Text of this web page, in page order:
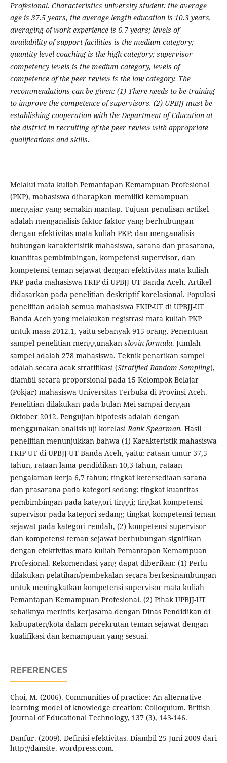
Profesional. Characteristics university student: the average
age is 37.5 years, the average length education is 10.3 years,
averaging of work experience is 6.7 years; levels of
availability of support facilities is the medium category;
quantity level coaching is the high category; supervisor
competency levels is the medium category, levels of
competence of the peer review is the low category. The
recommendations can be given: (1) There needs to be training
to improve the competence of supervisors. (2) UPBJJ must be
establishing cooperation with the Department of Education at
the district in recruiting of the peer review with appropriate
qualifications and skills.
Melalui mata kuliah Pemantapan Kemampuan Profesional
(PKP), mahasiswa diharapkan memiliki kemampuan
mengajar yang semakin mantap. Tujuan penulisan artikel
adalah menganalisis faktor-faktor yang berhubungan
dengan efektivitas mata kuliah PKP; dan menganalisis
hubungan karakterisitik mahasiswa, sarana dan prasarana,
kuantitas pembimbingan, kompetensi supervisor, dan
kompetensi teman sejawat dengan efektivitas mata kuliah
PKP pada mahasiswa FKIP di UPBJJ-UT Banda Aceh. Artikel
didasarkan pada penelitian deskriptif korelasional. Populasi
penelitian adalah semua mahasiswa FKIP-UT di UPBJJ-UT
Banda Aceh yang melakukan registrasi mata kuliah PKP
untuk masa 2012.1, yaitu sebanyak 915 orang. Penentuan
sampel penelitian menggunakan slovin formula. Jumlah
sampel adalah 278 mahasiswa. Teknik penarikan sampel
adalah secara acak stratifikasi (Stratified Random Sampling),
diambil secara proporsional pada 15 Kelompok Belajar
(Pokjar) mahasiswa Universitas Terbuka di Provinsi Aceh.
Penelitian dilakukan pada bulan Mei sampai dengan
Oktober 2012. Pengujian hipotesis adalah dengan
menggunakan analisis uji korelasiRank Spearman. Hasil
penelitian menunjukkan bahwa (1) Karakteristik mahasiswa
FKIP-UT di UPBJJ-UT Banda Aceh, yaitu: rataan umur 37,5
tahun, rataan lama pendidikan 10,3 tahun, rataan
pengalaman kerja 6,7 tahun; tingkat ketersediaan sarana
dan prasarana pada kategori sedang; tingkat kuantitas
pembimbingan pada kategori tinggi; tingkat kompetensi
supervisor pada kategori sedang; tingkat kompetensi teman
sejawat pada kategori rendah, (2) kompetensi supervisor
dan kompetensi teman sejawat berhubungan signifikan
dengan efektivitas mata kuliah Pemantapan Kemampuan
Profesional. Rekomendasi yang dapat diberikan: (1) Perlu
dilakukan pelatihan/pembekalan secara berkesinambungan
untuk meningkatkan kompetensi supervisor mata kuliah
Pemantapan Kemampuan Profesional. (2) Pihak UPBJJ-UT
sebaiknya merintis kerjasama dengan Dinas Pendidikan di
kabupaten/kota dalam perekrutan teman sejawat dengan
kualifikasi dan kemampuan yang sesuai.
REFERENCES
Choi, M. (2006). Communities of practice: An alternative
learning model of knowledge creation: Colloquium. British
Journal of Educational Technology, 137 (3), 143-146.
Danfur. (2009). Definisi efektivitas. Diambil 25 Juni 2009 dari
http://dansite. wordpress.com.